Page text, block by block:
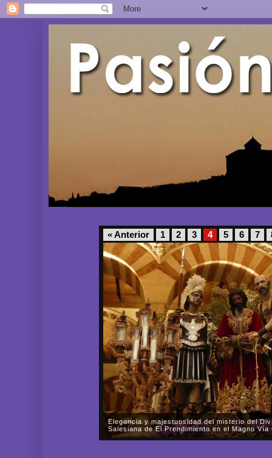
« Anterior 1 2 3 4 5 6 7
La Parroquia Nuestra Señora de la
rogativas del Señor de las Mercedes